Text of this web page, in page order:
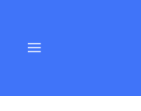
contenu